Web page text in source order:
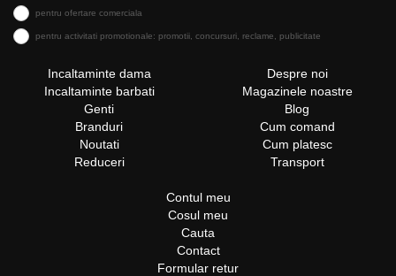
pentru ofertare comerciala
pentru activitati promotionale: promotii, concursuri, reclame, publicitate
Incaltaminte dama
Incaltaminte barbati
Genti
Branduri
Noutati
Reduceri
Despre noi
Magazinele noastre
Blog
Cum comand
Cum platesc
Transport
Contul meu
Cosul meu
Cauta
Contact
Formular retur